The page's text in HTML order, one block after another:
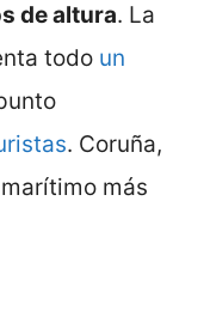
de altura. La
todo un
. Coruña,
más